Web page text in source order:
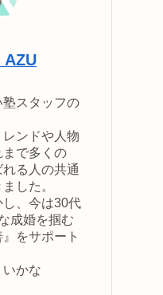
AZU
スタッフの
ンドや人物
で多くの
れる人の共通
した。
、今は30代
成婚を掴む
をサポート
いかな